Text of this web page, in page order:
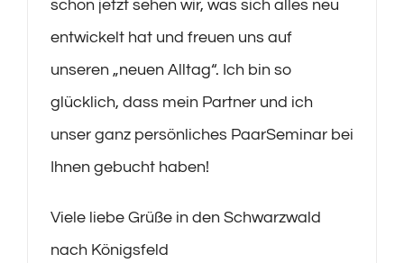
schon jetzt sehen wir, was sich alles neu
entwickelt hat und freuen uns auf
unseren „neuen Alltag“. Ich bin so
glücklich, dass mein Partner und ich
unser ganz persönliches PaarSeminar bei
Ihnen gebucht haben!
Viele liebe Grüße in den Schwarzwald
nach Königsfeld